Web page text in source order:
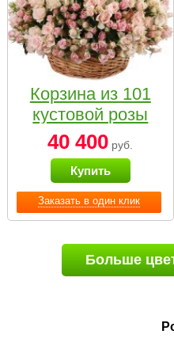
Заказать в один клик
Корзина из 101
кустовой розы
нежных тонов
40 400 руб.
Купить
Больше